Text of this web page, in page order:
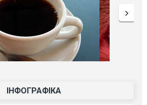
ІНФОГРАФІКА